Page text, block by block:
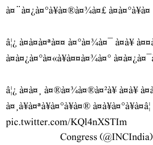
à¤¨à¤¿à¤°à¥à¤®à¤¾à¤£ à¤à¤°à¥à¤
â¦¿ à¤à¤à¤ªà¤¤ à¤°à¤¾à¤¯ à¤à¥
à¤à¤¿à¤°à¤«à¥à¤¤à¤¾à¤°
â¦¿ à¤à¤¸ à¤®à¤¾à¤®à¤²à¥ à¤à¥
à¤¸à¥à¤ªà¥à¤°à¥à¤® à¤à¥à¤°à¥à¤â¦
pic.twitter.com/KQl4nXSTIm